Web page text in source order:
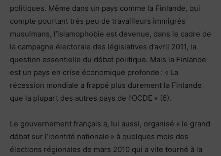
politiques. Même dans un pays comme la Finlande, qui
compte pourtant très peu de travailleurs immigrés
musulmans, l’islamophobie est devenue, dans le cadre de
la campagne électorale des législatives d’avril 2011, la
question essentielle du débat politique. Mais la Finlande
est un pays en crise économique profonde : « La
récession mondiale a frappé plus durement la Finlande
que la plupart des autres pays de l’OCDE » (6).
Le gouvernement français a, lui aussi, organisé « le grand
débat sur l’identité nationale » à quelques mois des
élections régionales de mars 2010 qui a vite tourné à la